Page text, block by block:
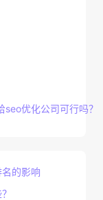
优化公司可行吗？
的影响